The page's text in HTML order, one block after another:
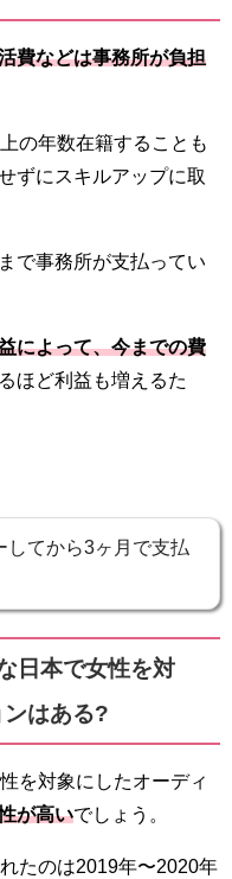
費などは事務所が負担
の年数在籍することも
ずにスキルアップに取
で事務所が支払ってい
によって、今までの費
ほど利益も増えるた
してから3ヶ月で支払
日本で女性を対
はある?
を対象にしたオーディ
が高いでしょう。
たのは2019年〜2020年